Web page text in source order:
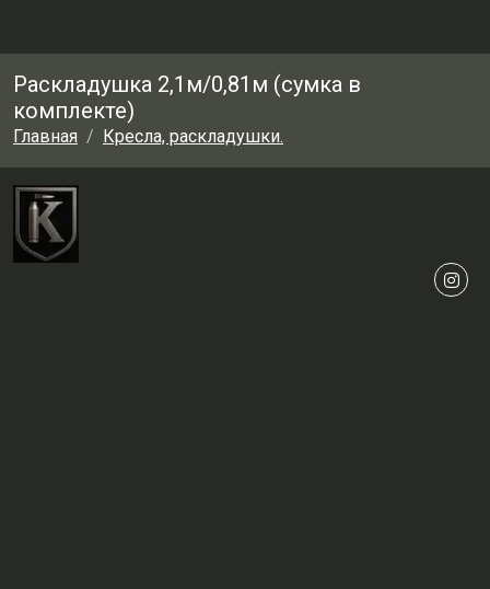
Раскладушка 2,1м/0,81м (сумка в
комплекте)
Главная Кресла, раскладушки.